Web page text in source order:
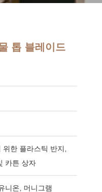
톱 블레이드
한 플라스틱 반지,
카튼 상자
니온, 머니그램